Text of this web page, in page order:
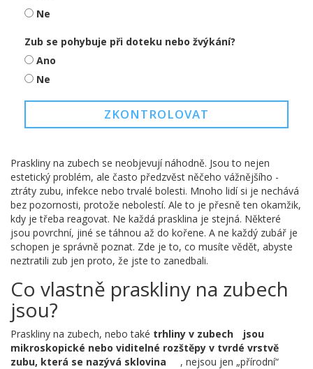
Ne
Zub se pohybuje při doteku nebo žvýkání?
Ano
Ne
ZKONTROLOVAT
Praskliny na zubech se neobjevují náhodně. Jsou to nejen
estetický problém, ale často předzvěst něčeho vážnějšího -
ztráty zubu, infekce nebo trvalé bolesti. Mnoho lidí si je nechává
bez pozornosti, protože nebolestí. Ale to je přesně ten okamžik,
kdy je třeba reagovat. Ne každá prasklina je stejná. Některé
jsou povrchní, jiné se táhnou až do kořene. A ne každý zubář je
schopen je správně poznat. Zde je to, co musíte vědět, abyste
neztratili zub jen proto, že jste to zanedbali.
Co vlastně praskliny na zubech
jsou?
Praskliny na zubech, nebo také trhliny v zubech
jsou
mikroskopické nebo viditelné rozštěpy v tvrdé vrstvě
zubu, která se nazývá sklovina
, nejsou jen „přírodní“